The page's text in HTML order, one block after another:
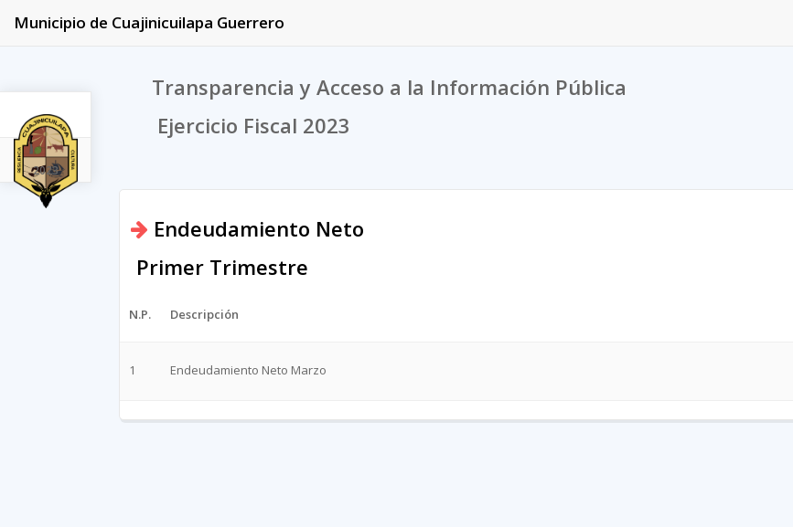
2023
Municipio de Cuajinicuilapa Guerrero
Transparencia y Acceso a la Información Pública
Ejercicio Fiscal 2023
Endeudamiento Neto
Primer Trimestre
N.P. Descripción
1 Endeudamiento Neto Marzo